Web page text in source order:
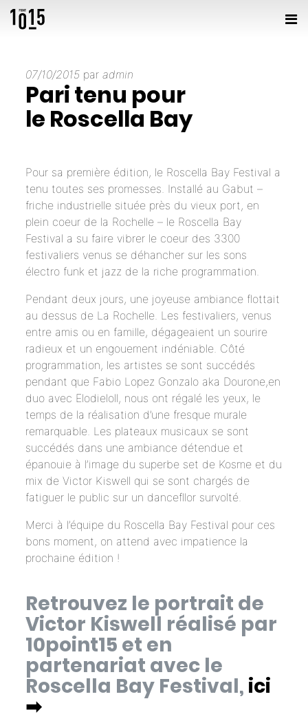
Pari tenu pour
le Roscella Bay
07/10/2015 paradmin
Pour sa première édition, le Roscella Bay Festival a
tenu toutes ses promesses. Installé au Gabut –
friche industrielle située près du vieux port, en
plein coeur de la Rochelle – le Roscella Bay
Festival a su faire vibrer le coeur des 3300
festivaliers venus se déhancher sur les sons
électro funk et jazz de la riche programmation.
Pendant deux jours, une joyeuse ambiance flottait
au dessus de La Rochelle. Les festivaliers, venus
entre amis ou en famille, dégageaient un sourire
radieux et un engouement indéniable. Côté
programmation, les artistes se sont succédés
pendant que Fabio Lopez Gonzalo aka Dourone,en
duo avec Elodieloll, nous ont régalé les yeux, le
temps de la réalisation d’une fresque murale
remarquable. Les plateaux musicaux se sont
succédés dans une ambiance détendue et
épanouie à l’image du superbe set de Kosme et du
mix de Victor Kiswell qui se sont chargés de
fatiguer le public sur un dancefllor survolté.
Merci à l’équipe du Roscella Bay Festival pour ces
bons moment, on attend avec impatience la
prochaine édition !
Retrouvez le portrait de
Victor Kiswell réalisé par
10point15 et en
partenariat avec le
Roscella Bay Festival, ici
➡︎